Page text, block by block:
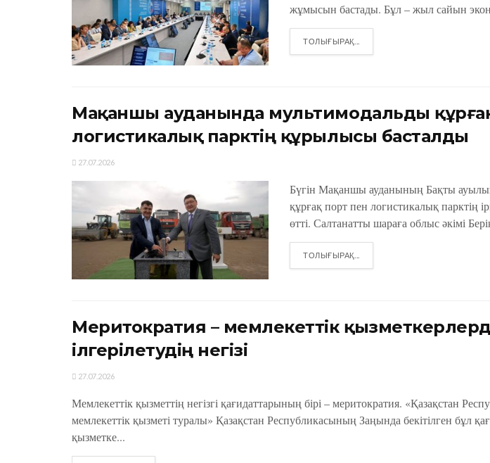
жұмысын бастады. Бұл – жыл сайын
ТОЛЫҒЫРАҚ...
Мақаншы ауданында мультимодальды
логистикалық парктің құрылысы басталды
27.07.2026
Бүгін Мақаншы ауданының Бақты
құрғақ порт пен логистикалық парктің
өтті. Салтанатты шараға облыс әкімі
ТОЛЫҒЫРАҚ...
Меритократия – мемлекеттік
ілгерілетудің негізі
27.07.2026
Мемлекеттік қызметтің негізгі қағидаттарының бірі – меритократия. «Қазақстан
мемлекеттік қызметі туралы» Қазақстан Республикасының Заңында бекітілген бұл
қызметке...